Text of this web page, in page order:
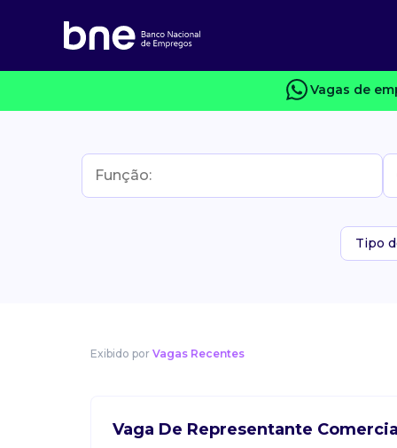
Vagas de
Tipo
Exibido por Vagas Recentes
Vaga De Representante Comercial